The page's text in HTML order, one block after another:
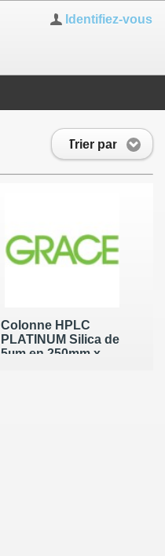
Identifiez-vous
Trier par
Colonne HPLC
PLATINUM Silica de
5µm en 250mm x